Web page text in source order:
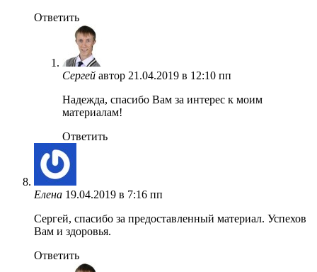
Ответить
Сергей автор 21.04.2019 в 12:10 пп
Надежда, спасибо Вам за интерес к моим
материалам!
Ответить
Елена 19.04.2019 в 7:16 пп
Сергей, спасибо за предоставленный материал. Успехов
Вам и здоровья.
Ответить